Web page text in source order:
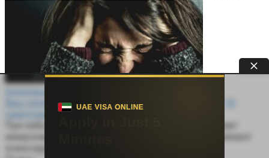
Ваш уровень кортизола слишком высокий? Вот 10
симптомов, которые говорят об этом
При избыточном выделении кортизола ослабевает
иммунная система, ухудшается внешность, возникают
психоэмоциональные проблемы. Кортизол —